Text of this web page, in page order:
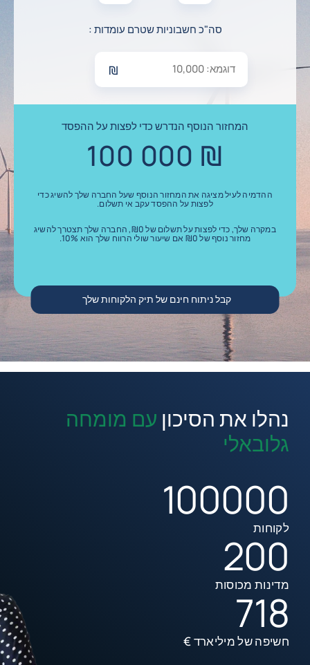
סה"כ חשבוניות שטרם עומדותדוגמא: 10,000:
₪
המחזור הנוסף הנדרש כדי לפצות על ההפסד
₪
100 000
ההדמיה לעיל מציגה את המחזור הנוסף שעל החברה שלך להשיג כדי
לפצות על ההפסד עקב אי תשלום.
במקרה שלך, כדי לפצות על תשלום של ₪0 , החברה שלך תצטרך להשיג
מחזור נוסף של ₪0 אם שיעור שולי הרווח שלך הוא 10%.
קבל ניתוח חינם של תיק הלקוחות שלך
נהלו את הסיכון עם מומחה
גלובאלי
100000
לקוחות
200
מדינות מכוסות
725
חשיפה של מיליארד €